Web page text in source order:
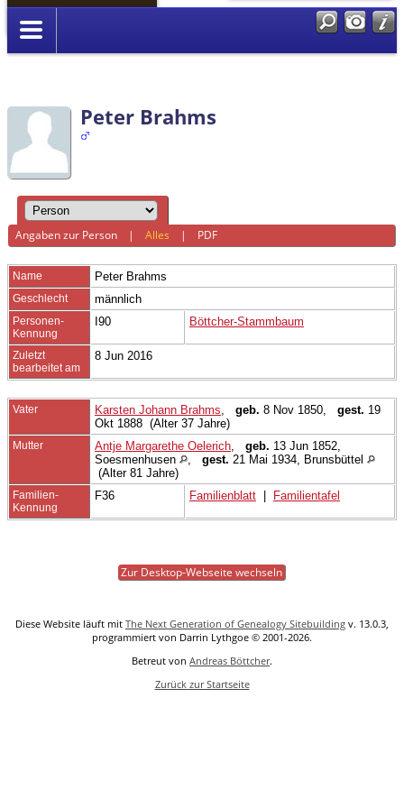
Anmelden
Peter Brahms
Angaben zur Person |Alles | PDF
Name Peter Brahms
Geschlecht männlich
Personen-
Kennung
I90 Böttcher-Stammbaum
Zuletzt
bearbeitet am
8 Jun 2016
Vater Karsten Johann Brahms geb. 8 Nov 1850, gest. 19
Okt 1888 (Alter 37 Jahre)
Mutter Antje Margarethe Oelerich geb. 13 Jun 1852,
Soesmenhusen
gest. 21 Mai 1934, Brunsbüttel
(Alter 81 Jahre)
Familien-
Kennung
F36 Familienblatt Familientafel
Zur Desktop-Webseite wechseln
Diese Website läuft mit The Next Generation of Genealogy Sitebuilding v. 13.0.3,
programmiert von Darrin Lythgoe © 2001-2026.
Betreut von Andreas Böttcher.
Zurück zur Startseite